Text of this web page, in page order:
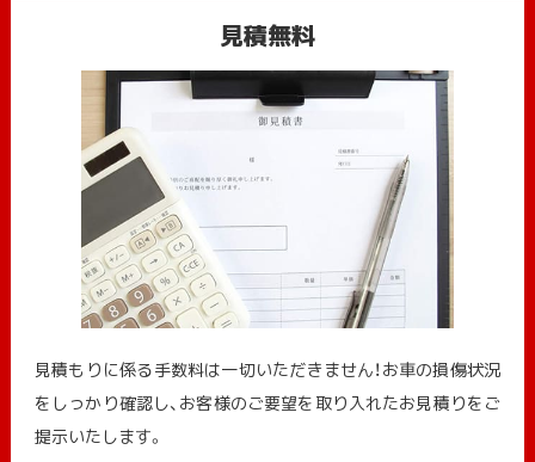
見積無料
見積もりに係る手数料は一切いただきません！お車の損傷状況
をしっかり確認し、お客様のご要望を取り入れたお見積りをご
提示いたします。